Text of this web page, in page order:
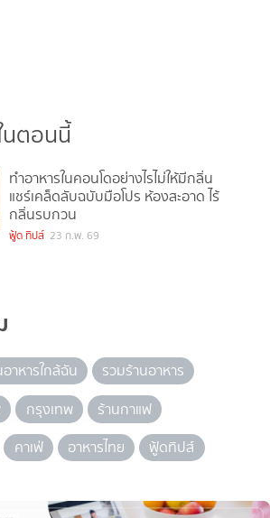
ตอนนี้
ทำอาหารในคอนโดอย่างไรไม่ให้มีกลิ่น
แชร์เคล็ดลับฉบับมือโปร ห้องสะอาด ไร้
กลิ่นรบกวน
ฟู้ด ทิปส์ 23 ก.พ. 69
อาหารใกล้ฉัน
รวมร้านอาหาร
กรุงเทพ
ร้านกาแฟ
คาเฟ่ อาหารไทย ฟู้ดทิปส์